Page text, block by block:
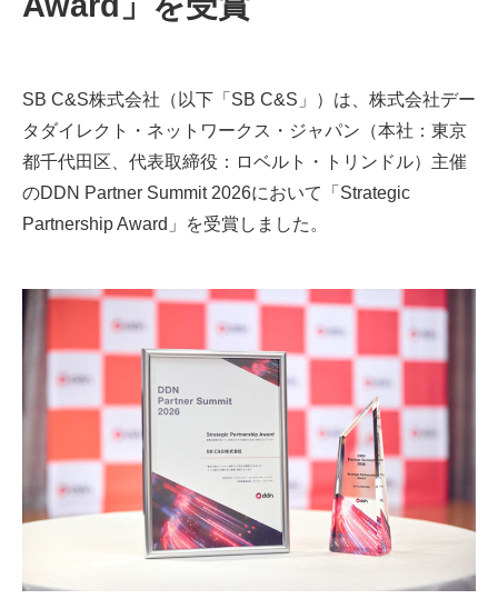
SB C&S株式会社（以下「SB C&S」）は、株式会社デー
タダイレクト・ネットワークス・ジャパン（本社：東京
都千代田区、代表取締役：ロベルト・トリンドル）主催
のDDN Partner Summit 2026において「Strategic
Partnership Award」を受賞しました。